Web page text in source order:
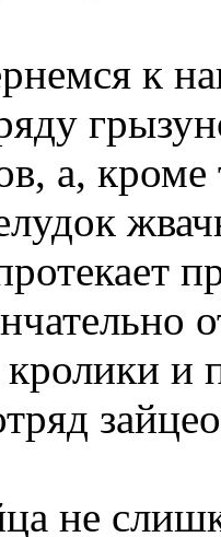
к
а, кроме
кролики
не